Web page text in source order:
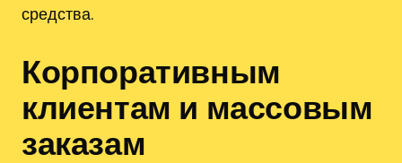
средства.
Корпоративным
клиентам и массовым
заказам